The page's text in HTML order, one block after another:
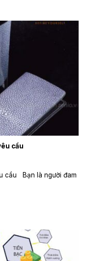
cầu
cầu Bạn là người đam